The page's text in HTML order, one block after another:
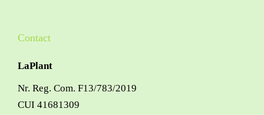
Contact
LaPlant
Nr. Reg. Com. F13/783/2019
CUI 41681309